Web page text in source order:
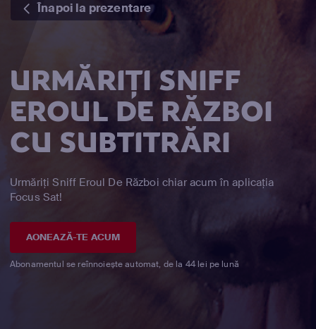
Înapoi la prezentare
URMĂRIȚI SNIFF
EROUL DE RĂZBOI
CU SUBTITRĂRI
Urmăriți Sniff Eroul De Război chiar acum în aplicația
Focus Sat!
AONEAZĂ-TE ACUM
Abonamentul se reînnoiește automat, de la 44 lei pe lună